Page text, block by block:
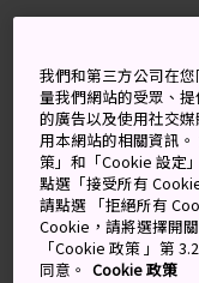
藝術作品，包括艾
高（Vincent van
Rodin）等畫家和
萬勿錯過
我們和第三方公司在
量我們網站的受眾、
的廣告以及使用社交
用本網站的相關資訊
策」和「Cookie 設定
點選「接受所有
請點選 「拒絕所有
Cookie，請將選擇開
「Cookie 政策 」第
同意。 Cookie 政策